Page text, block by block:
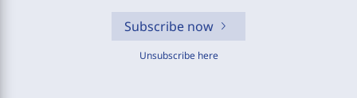
Subscribe now
Unsubscribe here